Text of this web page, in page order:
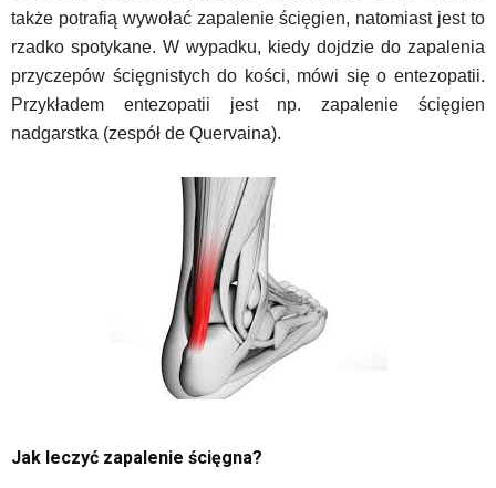
także potrafią wywołać zapalenie ścięgien, natomiast jest to
rzadko spotykane. W wypadku, kiedy dojdzie do zapalenia
przyczepów ścięgnistych do kości, mówi się o entezopatii.
Przykładem entezopatii jest np. zapalenie ścięgien
nadgarstka (zespół de Quervaina).
Jak leczyć zapalenie ścięgna?